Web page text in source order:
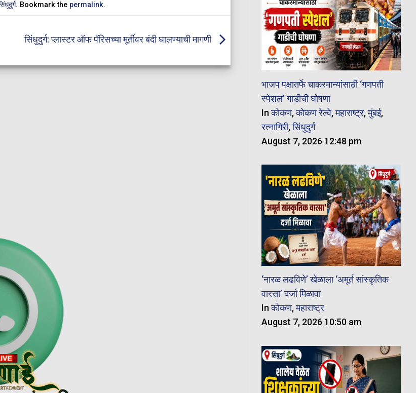
. Bookmark the permalink.
सिंधुदुर्ग: प्लास्टर ऑफ पॅरिसच्या मूर्तींवर बंदी घालण्याची मागणी
भाजप पक्षातर्फे चाकरमान्यांसाठी ‘गणपती
स्पेशल’ गाडीची घोषणा
Inकोकण,कोकण रेल्वे,महाराष्ट्र,मुंबई,
रत्नागिरी,सिंधुदुर्ग
August 7, 2026 12:48 pm
‘नारळ लढविणे’ खेळाला ‘अमूर्त सांस्कृतिक
वारसा’ दर्जा मिळावा
Inकोकण,महाराष्ट्र
August 7, 2026 10:50 am